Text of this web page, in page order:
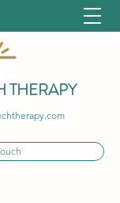
THERAPY